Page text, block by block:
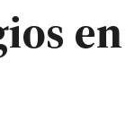
en